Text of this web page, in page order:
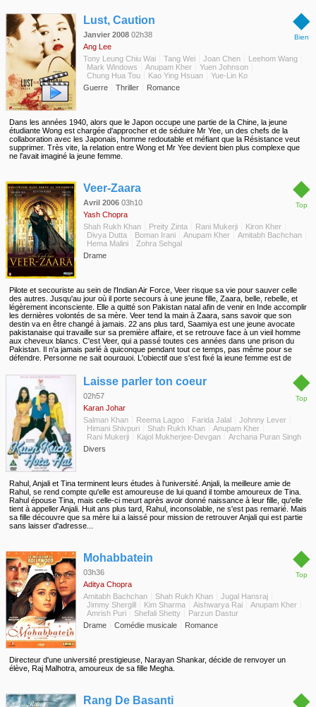
◆
Bien
Lust, Caution
Janvier 2008 02h38
Ang Lee
Tony Leung Chiu Wai
Tang Wei Joan Chen
Leehom Wang
Mark Windows
Anupam Kher
Yuen Johnson
Chung Hua Tou
Kao Ying Hsuan
Yue-Lin Ko
Guerre
Thriller Romance
Dans les années 1940, alors que le Japon occupe une partie de la Chine, la jeune
étudiante Wong est chargée d'approcher et de séduire Mr Yee, un des chefs de la
collaboration avec les Japonais, homme redoutable et méfiant que la Résistance veut
supprimer. Très vite, la relation entre Wong et Mr Yee devient bien plus complexe que
ne l'avait imaginé la jeune femme.
◆
Top
Veer-Zaara
Avril 2006 03h10
Yash Chopra
Shah Rukh Khan
Preity Zinta Rani Mukerji
Kiron Kher
Divya Dutta
Boman Irani Anupam Kher
Amitabh Bachchan
Hema Malini
Zohra Sehgal
Drame
Pilote et secouriste au sein de l'Indian Air Force, Veer risque sa vie pour sauver celle
des autres. Jusqu'au jour où il porte secours à une jeune fille, Zaara, belle, rebelle, et
légèrement inconsciente. Elle a quitté son Pakistan natal afin de venir en Inde accomplir
les dernières volontés de sa mère. Veer tend la main à Zaara, sans savoir que son
destin va en être changé à jamais. 22 ans plus tard, Saamiya est une jeune avocate
pakistanaise qui travaille sur sa première affaire, et se retrouve face à un vieil homme
aux cheveux blancs. C'est Veer, qui a passé toutes ces années dans une prison du
Pakistan. Il n'a jamais parlé à quiconque pendant tout ce temps, pas même pour se
défendre. Personne ne sait pourquoi. L'objectif que s'est fixé la jeune femme est de
◆
Top
Laisse parler ton coeur
02h57
Karan Johar
Salman Khan
Reema Lagoo Farida Jalal
Johnny Lever
Himani Shivpuri
Shah Rukh Khan
Anupam Kher
Rani Mukerji
Kajol Mukherjee-Devgan
Archana Puran Singh
Divers
Rahul, Anjali et Tina terminent leurs études à l'université. Anjali, la meilleure amie de
Rahul, se rend compte qu'elle est amoureuse de lui quand il tombe amoureux de Tina.
Rahul épouse Tina, mais celle-ci meurt après avoir donné naissance à leur fille, qu'elle
tient à appeller Anjali. Huit ans plus tard, Rahul, inconsolable, ne s'est pas remarié. Mais
sa fille découvre que sa mère lui a laissé pour mission de retrouver Anjali qui est partie
sans laisser d'adresse...
◆
Top
Mohabbatein
03h36
Aditya Chopra
Amitabh Bachchan
Shah Rukh Khan
Jugal Hansraj
Jimmy Shergill
Kim Sharma Aishwarya Rai
Anupam Kher
Amrish Puri
Shefali Shetty
Parzun Dastur
Drame
Comédie musicale Romance
Directeur d'une université prestigieuse, Narayan Shankar, décide de renvoyer un
élève, Raj Malhotra, amoureux de sa fille Megha.
◆
Rang De Basanti